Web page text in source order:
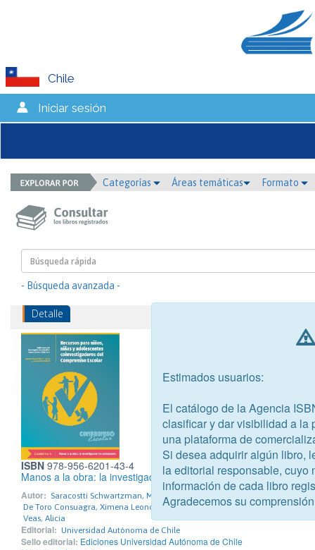
Chile
Iniciar sesión
Categorías Áreas temáticas Formato
- Búsqueda avanzada -
Detalle
ISBN 978-956-6201-43-4
Manos a la obra: la investigación ha comenzado
Autor: Saracostti Schwartzman, Mahia
De Toro Consuagra, Ximena Leonor
Veas, Alicia
Editorial: Universidad Autónoma de Chile
Sello editorial: Ediciones Universidad Autónoma de Chile
Estimados usuarios:
El catálogo de la Agencia
clasificar y dar visibilidad a la
una plataforma de
Si desea adquirir algún libro,
la editorial responsable, cuyo
información de cada libro
Agradecemos su